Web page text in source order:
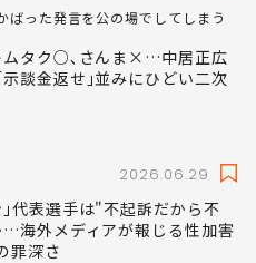
ばった発言を公の場でしてしまう
タク○､さんま×…中居正広
談金返せ｣並みにひどい二次
2026.06.29
代表選手は"不起訴だから不
海外メディアが報じる性加害
罪深さ